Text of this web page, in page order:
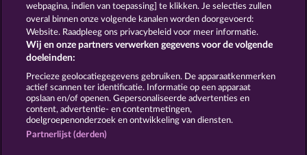
Algemene voorwaarden Privacyverklaring
Colofon Bedrijf FAQ Facebook
Terugbetalingsverzoek indienen
webpagina, indien van toepassing] te klikken. Je selecties zullen
overal binnen onze volgende kanalen worden doorgevoerd:
Website. Raadpleeg ons privacybeleid voor meer informatie.
Wij en onze partners verwerken gegevens voor de volgende
doeleinden:
Precieze geolocatiegegevens gebruiken. De apparaatkenmerken
actief scannen ter identificatie. Informatie op een apparaat
opslaan en/of openen. Gepersonaliseerde advertenties en
content, advertentie- en contentmetingen,
doelgroepenonderzoek en ontwikkeling van diensten.
Partnerlijst (derden)